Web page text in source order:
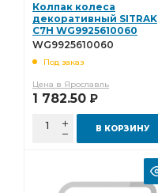
Колпак колеса
декоративный SITRAK
C7H WG9925610060
WG9925610060
Под заказ
Цена в Ярославль
1 782.50 Р
В КОРЗИНУ